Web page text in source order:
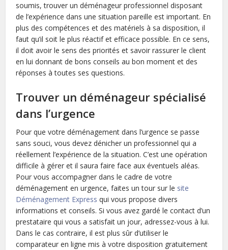
soumis, trouver un déménageur professionnel disposant
de l’expérience dans une situation pareille est important. En
plus des compétences et des matériels à sa disposition, il
faut qu’il soit le plus réactif et efficace possible. En ce sens,
il doit avoir le sens des priorités et savoir rassurer le client
en lui donnant de bons conseils au bon moment et des
réponses à toutes ses questions.
Trouver un déménageur spécialisé
dans l’urgence
Pour que votre déménagement dans l’urgence se passe
sans souci, vous devez dénicher un professionnel qui a
réellement l’expérience de la situation. C’est une opération
difficile à gérer et il saura faire face aux éventuels aléas.
Pour vous accompagner dans le cadre de votre
déménagement en urgence, faites un tour sur le site
Déménagement Express qui vous propose divers
informations et conseils. Si vous avez gardé le contact d’un
prestataire qui vous a satisfait un jour, adressez-vous à lui.
Dans le cas contraire, il est plus sûr d’utiliser le
comparateur en ligne mis à votre disposition gratuitement